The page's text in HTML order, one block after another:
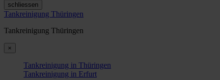
schliessen
Tankreinigung Thüringen
Tankreinigung Thüringen
×
Tankreinigung in Thüringen
Tankreinigung in Erfurt